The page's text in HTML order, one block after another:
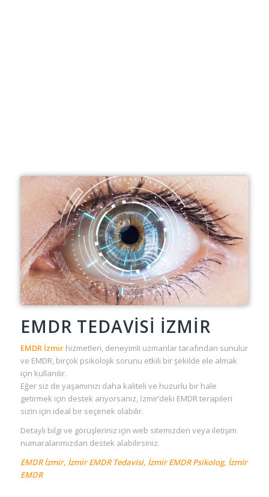
EMDR TEDAVİSİ İZMİR
EMDR İzmirhizmetleri, deneyimli uzmanlar tarafından sunulur
ve EMDR, birçok psikolojik sorunu etkili bir şekilde ele almak
için kullanılır.
Eğer siz de yaşamınızı daha kaliteli ve huzurlu bir hale
getirmek için destek arıyorsanız, İzmir’deki EMDR terapileri
sizin için ideal bir seçenek olabilir.
Detaylı bilgi ve görüşleriniz için web sitemizden veya iletişim
numaralarımızdan destek alabilirsiniz.
EMDR İzmir, İzmir EMDR Tedavisi, İzmir EMDR Psikolog, İzmir
EMDR